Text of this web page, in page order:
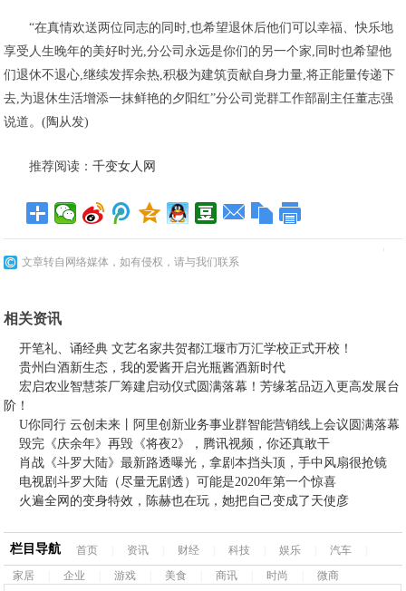
“在真情欢送两位同志的同时,也希望退休后他们可以幸福、快乐地
享受人生晚年的美好时光,分公司永远是你们的另一个家,同时也希望他
们退休不退心,继续发挥余热,积极为建筑贡献自身力量,将正能量传递下
去,为退休生活增添一抹鲜艳的夕阳红”分公司党群工作部副主任董志强
说道。(陶从发)
推荐阅读：千变女人网
文章转自网络媒体，如有侵权，请与我们联系
相关资讯
开笔礼、诵经典 文艺名家共贺都江堰市万汇学校正式开校！
贵州白酒新生态，我的爱酱开启光瓶酱酒新时代
宏启农业智慧茶厂筹建启动仪式圆满落幕！芳缘茗品迈入更高发展台
阶！
U你同行 云创未来丨阿里创新业务事业群智能营销线上会议圆满落幕
毁完《庆余年》再毁《将夜2》，腾讯视频，你还真敢干
肖战《斗罗大陆》最新路透曝光，拿剧本挡头顶，手中风扇很抢镜
电视剧斗罗大陆（尽量无剧透）可能是2020年第一个惊喜
火遍全网的变身特效，陈赫也在玩，她把自己变成了天使彦
栏目导航 首页 资讯 财经 科技 娱乐 汽车
家居
企业 游戏 美食 商讯 时尚 微商